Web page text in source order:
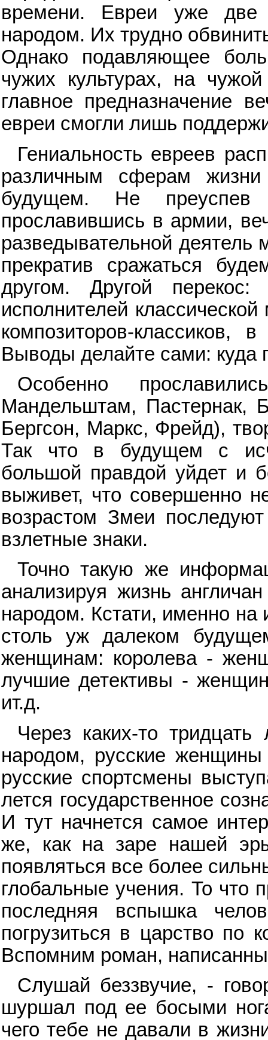
времени. Евреи уже
народом. Их трудно
Однако подавляющее
чужих культурах, на
главное предназначение
евреи смогли лишь
Гениальность евреев
различным сферам
будущем. Не
прославившись в армии,
разведывательной
прекратив сражаться
другом. Другой
исполнителей
композиторов-
Выводы делайте сами: куда
Особенно
Мандельштам, Пастернак,
Бергсон, Маркс, Фрейд),
Так что в будущем с
большой правдой уйдет и
выживет, что совершенно
возрастом Змеи
взлетные знаки.
Точно такую же
анализируя жизнь
народом. Кстати, именно
столь уж далеком
женщинам: королева -
лучшие детективы -
ит.д.
Через каких-то
народом, русские женщины
русские спортсмены
лется государственное
И тут начнется самое
же, как на заре нашей
появляться все более
глобальные учения. То что
последняя вспышка
погрузиться в царство по
Вспомним роман,
Слушай беззвучие, -
шуршал под ее босыми
чего тебе не давали в